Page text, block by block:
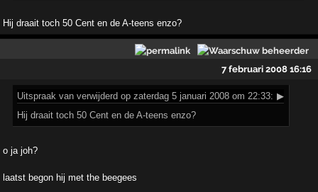
Hij draait toch 50 Cent en de A-teens enzo?
7 februari 2008 16:16
Uitspraak van verwijderd op zaterdag 5 januari 2008 om 22:33: ▶
Hij draait toch 50 Cent en de A-teens enzo?
o ja joh?
laatst begon hij met the beegees